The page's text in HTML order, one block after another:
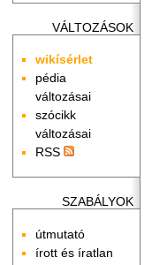
VÁLTOZÁSOK
wikísérlet
pédia
változásai
szócikk
változásai
RSS
SZABÁLYOK
útmutató
írott és íratlan